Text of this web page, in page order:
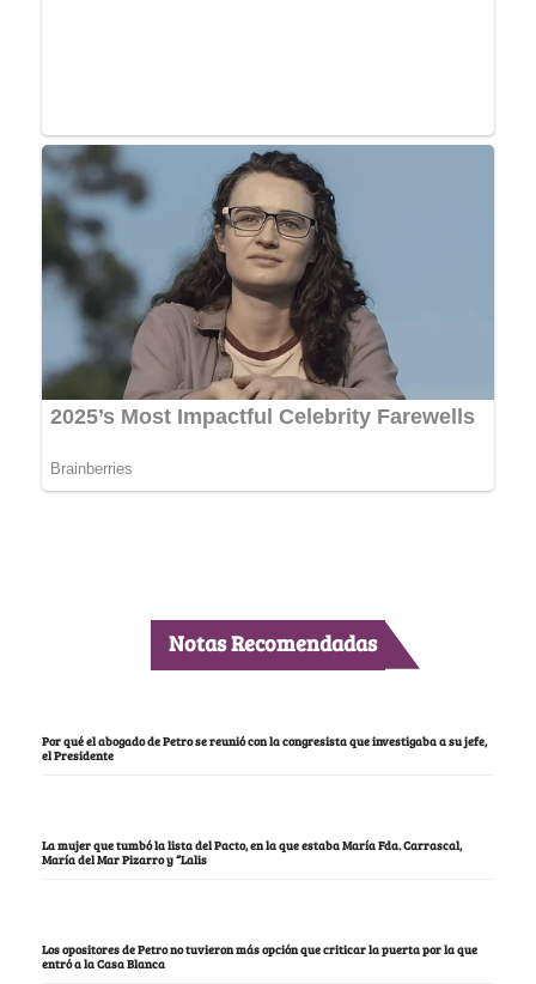
Notas Recomendadas
Por qué el abogado de Petro se reunió con la congresista que investigaba a su jefe,
el Presidente
La mujer que tumbó la lista del Pacto, en la que estaba María Fda. Carrascal,
María del Mar Pizarro y “Lalis
Los opositores de Petro no tuvieron más opción que criticar la puerta por la que
entró a la Casa Blanca